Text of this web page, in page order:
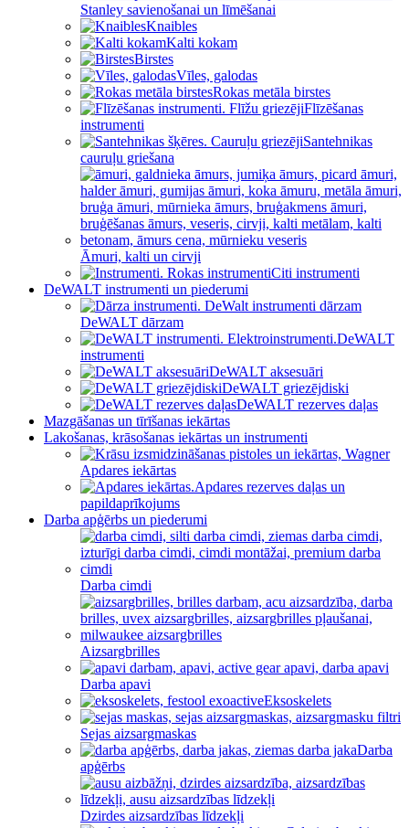
Stanley savienošanai un līmēšanai
Knaibles
Kalti kokam
Birstes
Vīles, galodas
Rokas metāla birstes
Flīzēšanas
instrumenti
Santehnikas
cauruļu griešana
Āmuri, kalti un cirvji
Citi instrumenti
DeWALT instrumenti un piederumi
DeWALT dārzam
DeWALT
instrumenti
DeWALT aksesuāri
DeWALT griezējdiski
DeWALT rezerves daļas
Mazgāšanas un tīrīšanas iekārtas
Lakošanas, krāsošanas iekārtas un instrumenti
Apdares iekārtas
Apdares rezerves daļas un
papildaprīkojums
Darba apģērbs un piederumi
Darba cimdi
Aizsargbrilles
Darba apavi
Eksoskelets
Sejas aizsargmaskas
Darba
apģērbs
Dzirdes aizsardzības līdzekļi